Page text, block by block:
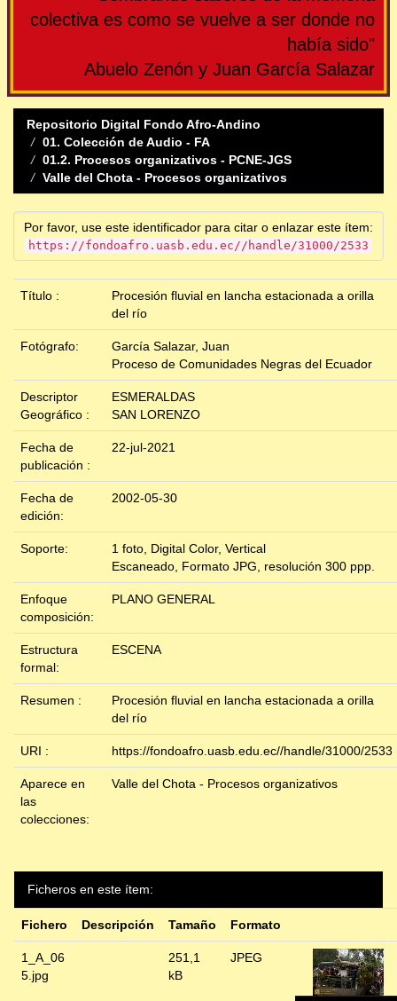
colectiva es como se vuelve a ser donde no
había sido"
Abuelo Zenón y Juan García Salazar
Repositorio Digital Fondo Afro-Andino
01. Colección de Audio - FA
01.2. Procesos organizativos - PCNE-JGS
Valle del Chota - Procesos organizativos
Por favor, use este identificador para citar o enlazar este ítem:
https://fondoafro.uasb.edu.ec//handle/31000/2533
Título :
Procesión fluvial en lancha estacionada a orilla
del río
Fotógrafo:
García Salazar, Juan
Proceso de Comunidades Negras del Ecuador
Descriptor
Geográfico :
ESMERALDAS
SAN LORENZO
Fecha de
publicación :
22-jul-2021
Fecha de
edición:
2002-05-30
Soporte:
1 foto, Digital Color, Vertical
Escaneado, Formato JPG, resolución 300 ppp.
Enfoque
composición:
PLANO GENERAL
Estructura
formal:
ESCENA
Resumen :
Procesión fluvial en lancha estacionada a orilla
del río
URI : https://fondoafro.uasb.edu.ec//handle/31000/2533
Aparece en
las
colecciones:
Valle del Chota - Procesos organizativos
Ficheros en este ítem:
Fichero Descripción Tamaño Formato
1_A_06
5.jpg
251,1
kB
JPEG